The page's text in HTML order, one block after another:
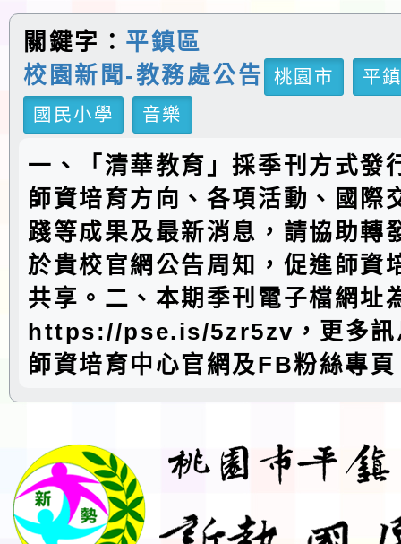
關鍵字： 平鎮區
校園新聞-教務處公告
桃園市
平
國民小學
音樂
一、「清華教育」採季刊方式發
師資培育方向、各項活動、國際
踐等成果及最新消息，請協助轉
於貴校官網公告周知，促進師資
共享。二、本期季刊電子檔網址
https://pse.is/5zr5zv，更多訊
師資培育中心官網及FB粉絲專頁